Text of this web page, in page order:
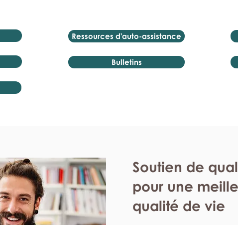
Ressources d'auto-assistance
Bulletins
Soutien de
pour une
qualité de vie